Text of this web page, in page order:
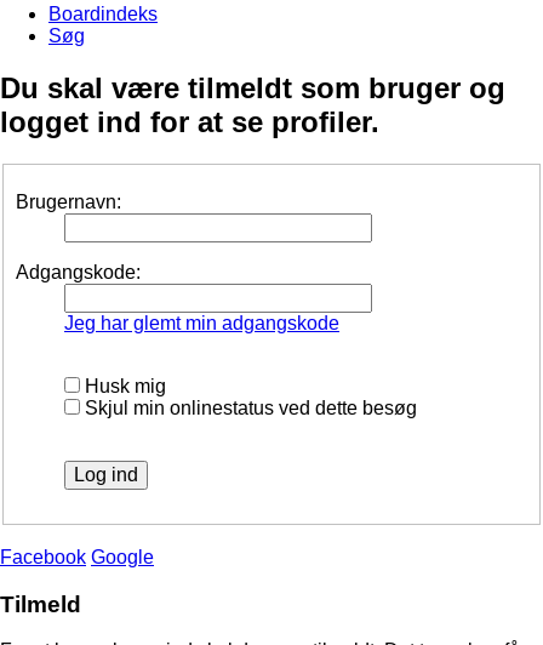
Boardindeks
Søg
Du skal være tilmeldt som bruger og
logget ind for at se profiler.
Brugernavn:
Adgangskode:
Jeg har glemt min adgangskode
Husk mig
Skjul min onlinestatus ved dette besøg
Facebook Google
Tilmeld